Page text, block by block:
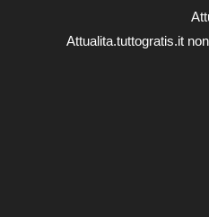
Attualita.tuttogratis.it